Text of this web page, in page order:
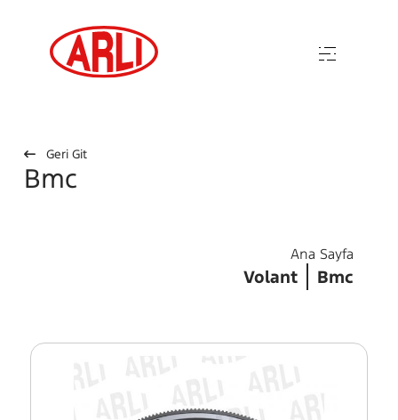
Geri Git
Bmc
Ana Sayfa
Volant Bmc